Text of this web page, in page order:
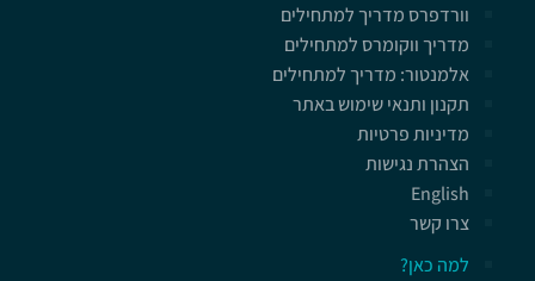
וורדפרס מדריך למתחילים
מדריך ווקומרס למתחילים
אלמנטור: מדריך למתחילים
תקנון ותנאי שימוש באתר
מדיניות פרטיות
הצהרת נגישות
English
צרו קשר
למה כאן?